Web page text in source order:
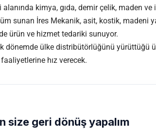
kimya, gıda, demir çelik, maden ve
sunan İres Mekanik, asit, kostik, madeni
ürün ve hizmet tedariki sunuyor.
dönemde ülke distribütörlüğünü yürüttüğü
hız verecek.
size geri dönüş yapalım